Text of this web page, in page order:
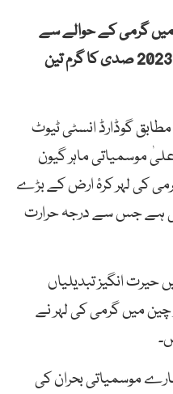
میں گرمی کے حوالے سے
خبردار کرتے ہوئے کہا کہ جولائی 2023 صدی کا گرم تین
گوڈارڈ انسٹی ٹیوٹ
موسمیاتی ماہر گیون
کی لہر کرۂ ارض کے بڑے
ہے جس سے درجہ حرارت
حیرت انگیز تبدیلیاں
چین میں گرمی کی لہر نے
موسمیاتی بحران کی